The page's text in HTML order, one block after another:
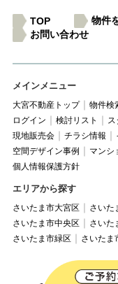
TOP 物件
お問い合わせ
メインメニュー
大宮不動産トップ 物件検
ログイン
検討リスト ス
現地販売会
チラシ情報
空間デザイン事例
マンシ
個人情報保護方針
エリアから探す
さいたま市大宮区 さいた
さいたま市中央区
さいた
さいたま市緑区
さいたま